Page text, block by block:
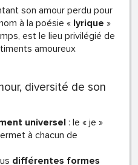
son amour perdu pour
à la poésie « lyrique »
est le lieu privilégié de
amoureux
diversité de son
universel : le « je »
à chacun de
différentes formes